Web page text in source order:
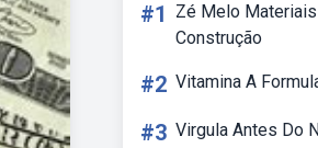
#1
Zé Melo
Construção
#2 Vitamina A
#3 Virgula Antes Do